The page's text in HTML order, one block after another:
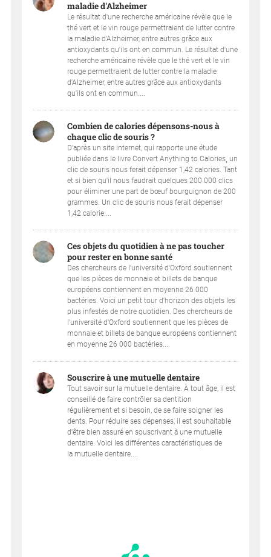
maladie d'Alzheimer
Le résultat d'une recherche américaine révèle que le
thé vert et le vin rouge permettraient de lutter contre
la maladie d'Alzheimer, entre autres grâce aux
antioxydants qu'ils ont en commun. Le résultat d'une
recherche américaine révèle que le thé vert et le vin
rouge permettraient de lutter contre la maladie
d'Alzheimer, entre autres grâce aux antioxydants
qu'ils ont en commun....
Combien de calories dépensons-nous à
chaque clic de souris ?
D'après un site internet, qui rapporte une étude
publiée dans le livre Convert Anything to Calories¸ un
clic de souris nous ferait dépenser 1,42 calories. Tant
et si bien qu'il nous faudrait quelques 200 000 clics
pour éliminer une part de bœuf bourguignon de 200
grammes. Un clic de souris nous ferait dépenser
1,42 calorie....
Ces objets du quotidien à ne pas toucher
pour rester en bonne santé
Des chercheurs de l'université d'Oxford soutiennent
que les pièces de monnaie et billets de banque
européens contiennent en moyenne 26 000
bactéries. Voici un petit tour d'horizon des objets les
plus infestés de notre quotidien. Des chercheurs de
l'université d'Oxford soutiennent que les pièces de
monnaie et billets de banque européens contiennent
en moyenne 26 000 bactéries....
Souscrire à une mutuelle dentaire
Tout savoir sur la mutuelle dentaire. À tout âge, il est
conseillé de faire contrôler sa dentition
régulièrement et si besoin, de se faire soigner les
dents. Pour réduire ses dépenses, il est souhaitable
d'être bien assuré en souscrivant à une mutuelle
dentaire. Voici les différentes caractéristiques de
la mutuelle dentaire....